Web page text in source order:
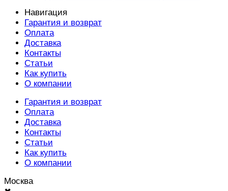
Навигация
Гарантия и возврат
Оплата
Доставка
Контакты
Статьи
Как купить
О компании
Гарантия и возврат
Оплата
Доставка
Контакты
Статьи
Как купить
О компании
Москва